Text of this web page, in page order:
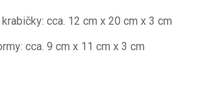
cca. 12 cm x 20 cm x 3 cm
cca. 9 cm x 11 cm x 3 cm